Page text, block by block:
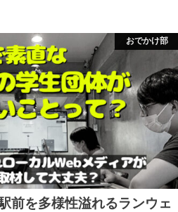
おでかけ部
前を多様性溢れるランウェ